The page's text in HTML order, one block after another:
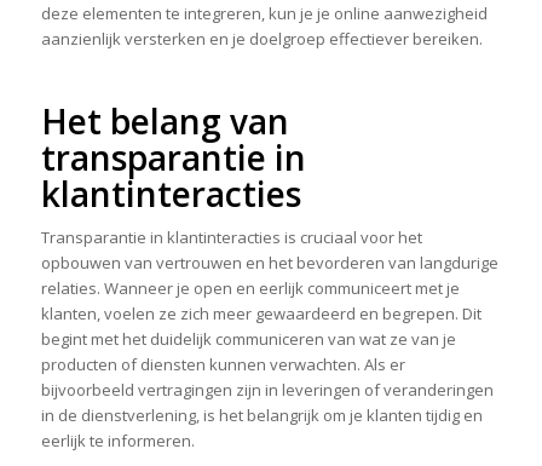
deze elementen te integreren, kun je je online aanwezigheid
aanzienlijk versterken en je doelgroep effectiever bereiken.
Het belang van
transparantie in
klantinteracties
Transparantie in klantinteracties is cruciaal voor het
opbouwen van vertrouwen en het bevorderen van langdurige
relaties. Wanneer je open en eerlijk communiceert met je
klanten, voelen ze zich meer gewaardeerd en begrepen. Dit
begint met het duidelijk communiceren van wat ze van je
producten of diensten kunnen verwachten. Als er
bijvoorbeeld vertragingen zijn in leveringen of veranderingen
in de dienstverlening, is het belangrijk om je klanten tijdig en
eerlijk te informeren.